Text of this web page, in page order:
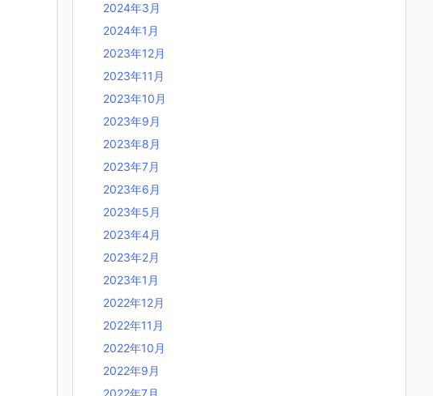
2024年3月
2024年1月
2023年12月
2023年11月
2023年10月
2023年9月
2023年8月
2023年7月
2023年6月
2023年5月
2023年4月
2023年2月
2023年1月
2022年12月
2022年11月
2022年10月
2022年9月
2022年7月